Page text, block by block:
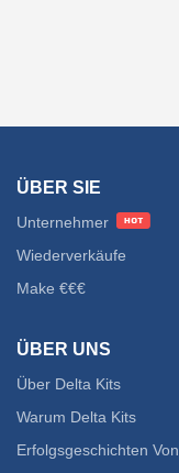
ÜBER SIE
Unternehmer
Wiederverkäufe
Make €€€
ÜBER UNS
Über Delta Kits
Warum Delta Kits
Erfolgsgeschichten Von